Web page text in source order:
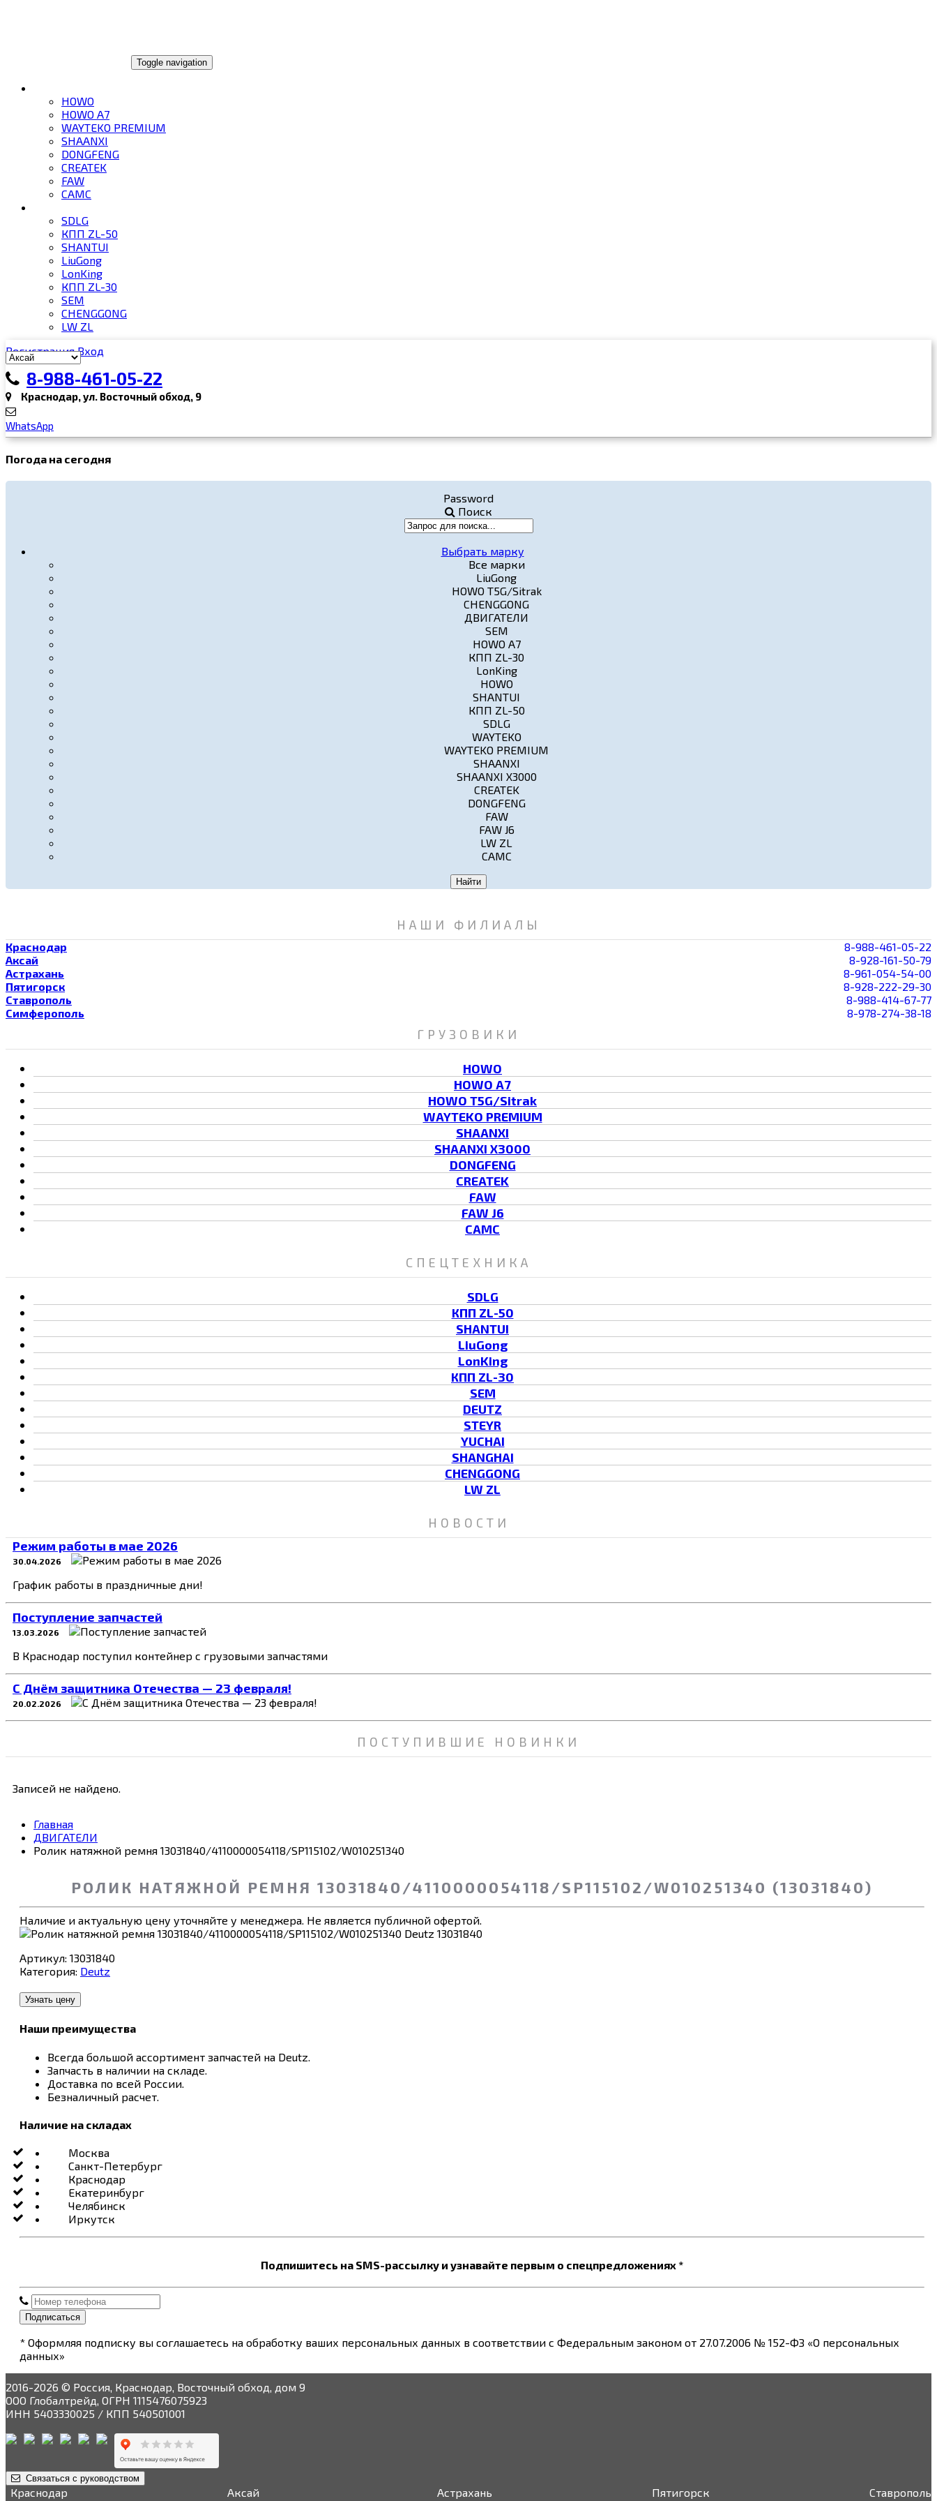
Toggle navigation
HOWO
HOWO A7
WAYTEKO PREMIUM
SHAANXI
DONGFENG
CREATEK
FAW
CAMC
SDLG
КПП ZL-50
SHANTUI
LiuGong
LonKing
КПП ZL-30
SEM
CHENGGONG
LW ZL
Регистрация Вход
8-988-461-05-22
Краснодар, ул. Восточный обход, 9
WhatsApp
Погода на сегодня
Password
Поиск
Выбрать марку
Все марки
LiuGong
HOWO T5G/Sitrak
CHENGGONG
ДВИГАТЕЛИ
SEM
HOWO A7
КПП ZL-30
LonKing
HOWO
SHANTUI
КПП ZL-50
SDLG
WAYTEKO
WAYTEKO PREMIUM
SHAANXI
SHAANXI X3000
CREATEK
DONGFENG
FAW
FAW J6
LW ZL
CAMC
Найти
НАШИ ФИЛИАЛЫ
Краснодар
8-988-461-05-22
Аксай
8-928-161-50-79
Астрахань
8-961-054-54-00
Пятигорск
8-928-222-29-30
Ставрополь
8-988-414-67-77
Симферополь
8-978-274-38-18
ГРУЗОВИКИ
HOWO
HOWO A7
HOWO T5G/Sitrak
WAYTEKO PREMIUM
SHAANXI
SHAANXI X3000
DONGFENG
CREATEK
FAW
FAW J6
CAMC
СПЕЦТЕХНИКА
SDLG
КПП ZL-50
SHANTUI
LiuGong
LonKing
КПП ZL-30
SEM
DEUTZ
STEYR
YUCHAI
SHANGHAI
CHENGGONG
LW ZL
НОВОСТИ
Режим работы в мае 2026
30.04.2026
График работы в праздничные дни!
Поступление запчастей
13.03.2026
В Краснодар поступил контейнер с грузовыми запчастями
C Днём защитника Отечества — 23 февраля!
20.02.2026
ПОСТУПИВШИЕ НОВИНКИ
Записей не найдено.
Главная
ДВИГАТЕЛИ
Ролик натяжной ремня 13031840/4110000054118/SP115102/W010251340
РОЛИК НАТЯЖНОЙ РЕМНЯ 13031840/4110000054118/SP115102/W010251340 (13031840)
Наличие и актуальную цену уточняйте у менеджера. Не является публичной офертой.
Артикул: 13031840
Категория: Deutz
Узнать цену
Наши преимущества
Всегда большой ассортимент запчастей на Deutz.
Запчасть в наличии на складе.
Доставка по всей России.
Безналичный расчет.
Наличие на складах
Москва
Санкт-Петербург
Краснодар
Екатеринбург
Челябинск
Иркутск
Подпишитесь на SMS-рассылку и узнавайте первым о спецпредложениях *
Подписаться
* Оформляя подписку вы соглашаетесь на обработку ваших персональных данных в соответствии с Федеральным законом от 27.07.2006 № 152-ФЗ «О персональных
данных»
2016-2026 © Россия, Краснодар, Восточный обход, дом 9
ООО Глобалтрейд, ОГРН 1115476075923
ИНН 5403330025 / КПП 540501001
Связаться с руководством
Краснодар Аксай Астрахань Пятигорск Ставрополь